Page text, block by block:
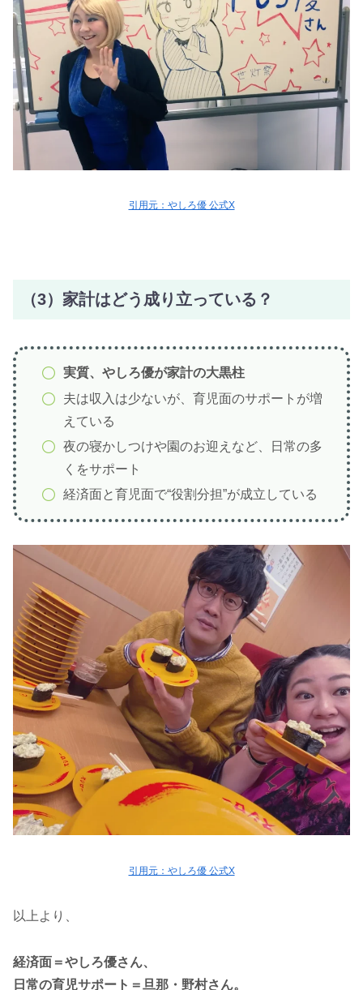
引用元：やしろ優 公式X
（3）家計はどう成り立っている？
実質、やしろ優が家計の大黒柱
夫は収入は少ないが、育児面のサポートが増
えている
夜の寝かしつけや園のお迎えなど、日常の多
くをサポート
経済面と育児面で“役割分担”が成立している
引用元：やしろ優 公式X
以上より、
経済面＝やしろ優さん、
日常の育児サポート＝旦那・野村さん。